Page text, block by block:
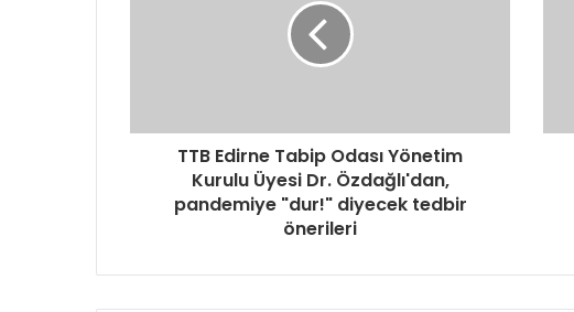
TTB Edirne Tabip Odası Yönetim
Kurulu Üyesi Dr. Özdağlı'dan,
pandemiye "dur!" diyecek tedbir
önerileri